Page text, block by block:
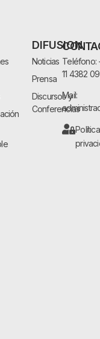
DIFUSION
Noticias
Prensa
Discursos y
Conferencias
Teléfono:
11 4382
Mail: